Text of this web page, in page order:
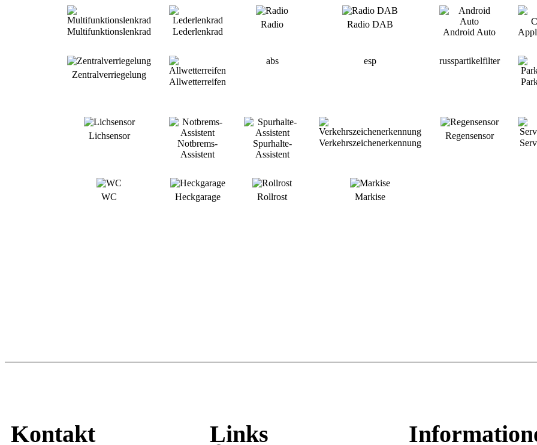
Multifunktionslenkrad Lederlenkrad
Radio Radio DAB
Android Auto
Zentralverriegelung
Allwetterreifen
abs esp russpartikelfilter
Lichsensor
Notbrems-
Assistent
Spurhalte-
Assistent
Verkehrszeichenerkennung
Regensensor
WC Heckgarage Rollrost Markise
Kontakt Links